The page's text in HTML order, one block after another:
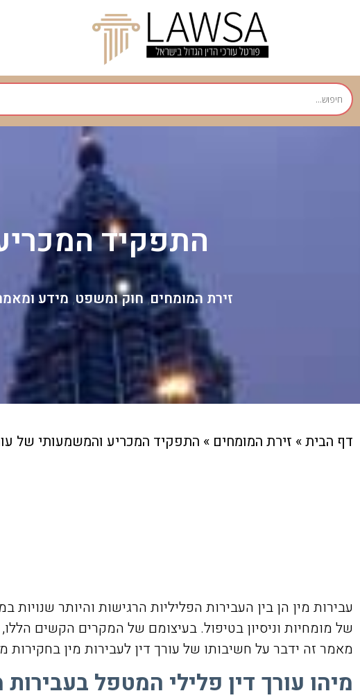
התפקיד
זירת המומחים, חוק ומשפט, מידע
דף הבית» זירת המומחים » התפקיד המכריע והמשמעותי של
עבירות מין הן בין העבירות הפליליות הרגישות והיותר
של מומחיות וניסיון בטיפול. בעיצומם של המקרים הקשים הללו,
מאמר זה ידבר על חשיבותו של עורך דין לעבירות מין
מיהו עורך דין פלילי המטפל בעבירות